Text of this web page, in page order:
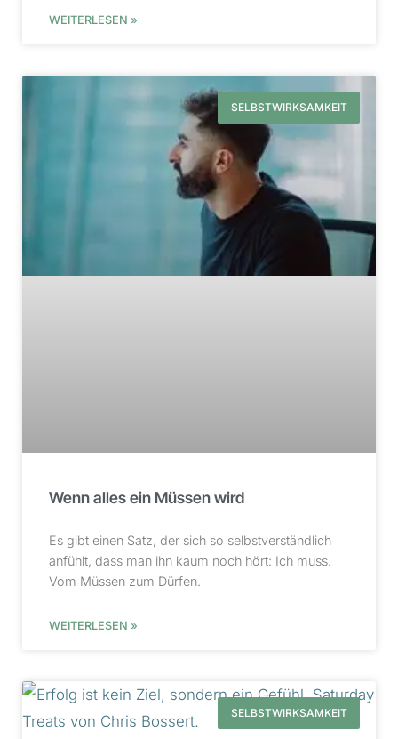
WEITERLESEN »
SELBSTWIRKSAMKEIT
Wenn alles ein Müssen wird
Es gibt einen Satz, der sich so selbstverständlich
anfühlt, dass man ihn kaum noch hört: Ich muss.
Vom Müssen zum Dürfen.
WEITERLESEN »
SELBSTWIRKSAMKEIT